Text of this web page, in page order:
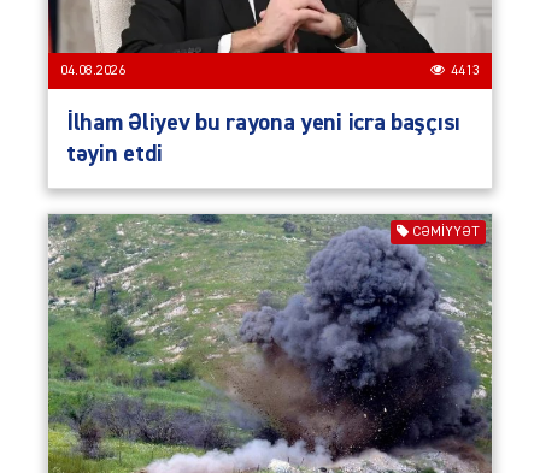
04.08.2026 4413
İlham Əliyev bu rayona yeni icra başçısı
təyin etdi
CƏMIYYƏT